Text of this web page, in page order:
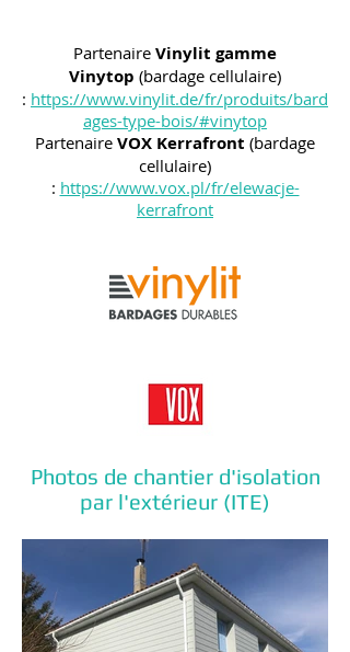
Partenaire Vinylit gamme
Vinytop (bardage cellulaire)
: https://www.vinylit.de/fr/produits/bard
ages-type-bois/#vinytop
Partenaire VOX Kerrafront (bardage
cellulaire)
: https://www.vox.pl/fr/elewacje-
kerrafront
Photos de chantier d'isolation
par l'extérieur (ITE)